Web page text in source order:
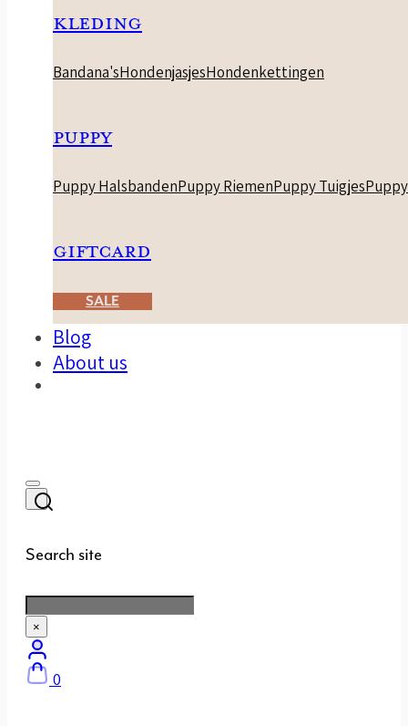
KLEDING
Bandana'sHondenjasjesHondenkettingen
PUPPY
Puppy HalsbandenPuppy RiemenPuppy Tuigjes
GIFTCARD
SALE
Blog
About us
Search site
Zoeken
×
0